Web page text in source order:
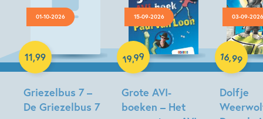
01-10-2026
Griezelbus 7 –
De Griezelbus 7
11,99
Luisterboek
15-09-2026
Grote AVI-
boeken – Het
19,99
Hardcover
03-09-2026
Dolfje
16,99
Hardcover